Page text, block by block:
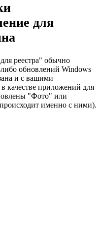
для
реестра" обычно
обновлений Windows
и с вашими
качестве приложений для
"Фото" или
именно с ними).